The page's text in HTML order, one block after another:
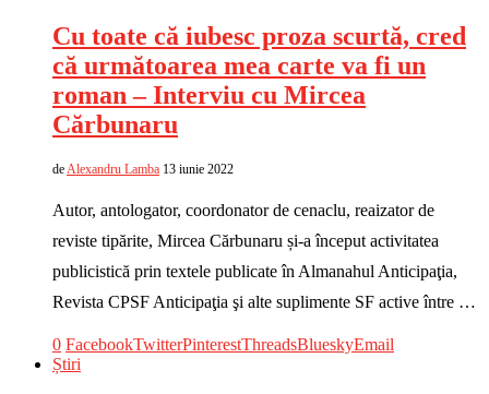
Cu toate că iubesc proza scurtă, cred
că următoarea mea carte va fi un
roman – Interviu cu Mircea
Cărbunaru
deAlexandru Lamba 13 iunie 2022
Autor, antologator, coordonator de cenaclu, reaizator de
reviste tipărite, Mircea Cărbunaru și-a început activitatea
publicistică prin textele publicate în Almanahul Anticipaţia,
Revista CPSF Anticipaţia şi alte suplimente SF active între …
0 FacebookTwitterPinterestThreadsBlueskyEmail
Știri